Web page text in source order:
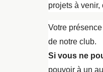
projets à venir,
Votre
de notre club.
Si vous ne
pouvoir à un